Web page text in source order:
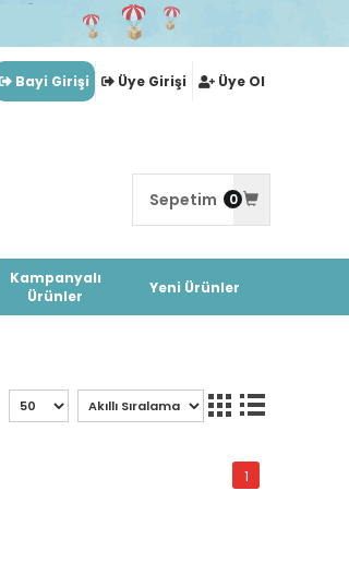
Bayi Girişi Üye Girişi Üye Ol
Sepetim 0
Kampanyalı
Ürünler
Yeni Ürünler
1